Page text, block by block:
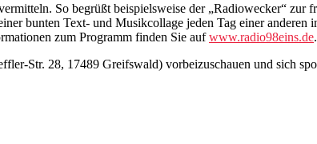
So begrüßt beispielsweise der „Radiowecker“ zur
bunten Text- und Musikcollage jeden Tag einer anderen
zum Programm finden Sie aufwww.radio98eins.de.
Str. 28, 17489 Greifswald) vorbeizuschauen und sich